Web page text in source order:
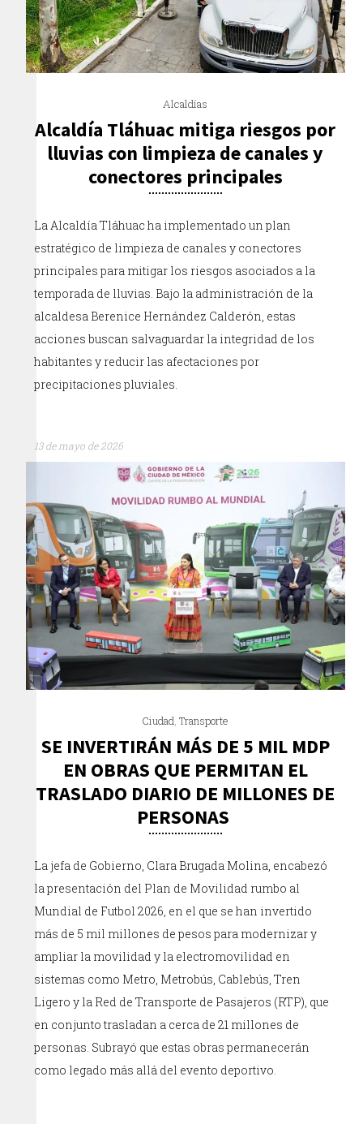
Alcaldías
Alcaldía Tláhuac mitiga riesgos por
lluvias con limpieza de canales y
conectores principales
La Alcaldía Tláhuac ha implementado un plan
estratégico de limpieza de canales y conectores
principales para mitigar los riesgos asociados a la
temporada de lluvias. Bajo la administración de la
alcaldesa Berenice Hernández Calderón, estas
acciones buscan salvaguardar la integridad de los
habitantes y reducir las afectaciones por
precipitaciones pluviales.
13 de mayo de 2026
Ciudad,Transporte
SE INVERTIRÁN MÁS DE 5 MIL MDP
EN OBRAS QUE PERMITAN EL
TRASLADO DIARIO DE MILLONES DE
PERSONAS
La jefa de Gobierno, Clara Brugada Molina, encabezó
la presentación del Plan de Movilidad rumbo al
Mundial de Futbol 2026, en el que se han invertido
más de 5 mil millones de pesos para modernizar y
ampliar la movilidad y la electromovilidad en
sistemas como Metro, Metrobús, Cablebús, Tren
Ligero y la Red de Transporte de Pasajeros (RTP), que
en conjunto trasladan a cerca de 21 millones de
personas. Subrayó que estas obras permanecerán
como legado más allá del evento deportivo.